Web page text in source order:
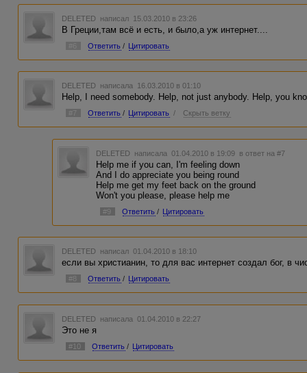
DELETED написал 15.03.2010 в 23:26
В Греции,там всё и есть, и было,а уж интернет....
Ответить / Цитировать
DELETED написала 16.03.2010 в 01:10
Help, I need somebody. Help, not just anybody. Help, you
#7 Ответить / Цитировать / Скрыть ветку
DELETED написала 01.04.2010 в 19:09 в ответ на #7
Help me if you can, I'm feeling down
And I do appreciate you being round
Help me get my feet back on the ground
Won't you please, please help me
#9 Ответить / Цитировать
DELETED написал 01.04.2010 в 18:10
если вы христианин, то для вас интернет создал бог, в
#8 Ответить / Цитировать
DELETED написала 01.04.2010 в 22:27
Это не я
#10 Ответить / Цитировать